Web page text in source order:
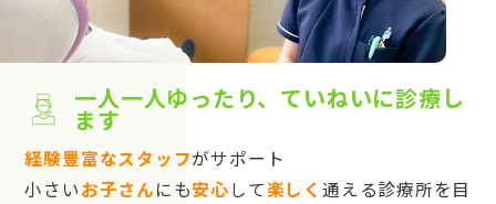
一人一人ゆったり、ていねいに診療し
ます
経験豊富なスタッフがサポート
小さいお子さんにも安心して楽しく 通える診療所を目